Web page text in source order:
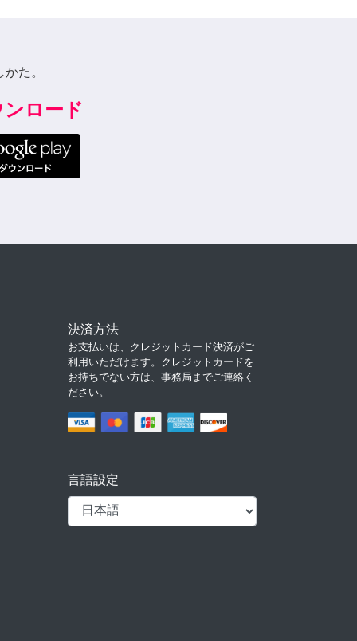
た。
ロード
決済方法
お支払いは、クレジットカード決済がご
利用いただけます。クレジットカードを
お持ちでない方は、事務局までご連絡く
ださい。
言語設定